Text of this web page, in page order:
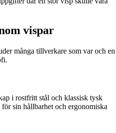
vispar
många tillverkare som var och en
i rostfritt stål och klassisk tysk
sin hållbarhet och ergonomiska